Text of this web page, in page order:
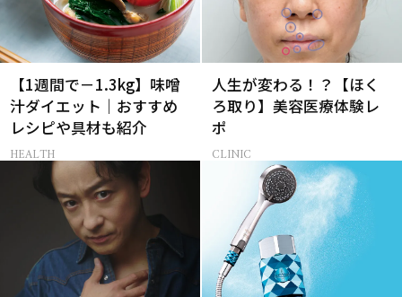
【1週間で－1.3kg】味噌
汁ダイエット｜おすすめ
レシピや具材も紹介
HEALTH
人生が変わる！？【ほく
ろ取り】美容医療体験レ
ポ
CLINIC